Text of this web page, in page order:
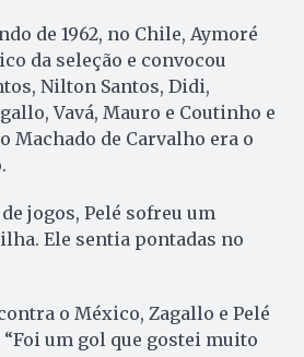
de 1962, no Chile, Aymoré
da seleção e convocou
Nilton Santos, Didi,
Vavá, Mauro e Coutinho e
Machado de Carvalho era o
jogos, Pelé sofreu um
Ele sentia pontadas no
o México, Zagallo e Pelé
um gol que gostei muito